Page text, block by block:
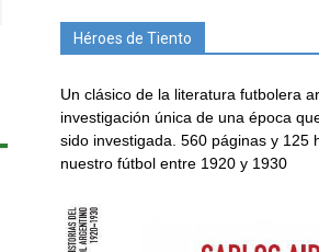
Héroes de Tiento
Un clásico de la literatura futbolera
investigación única de una época
sido investigada. 560 páginas y 125
nuestro fútbol entre 1920 y 1930